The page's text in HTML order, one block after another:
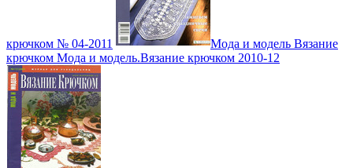
крючком № 04-2011
Мода и модель Вязание
крючком Мода и модель.Вязание крючком 2010-12